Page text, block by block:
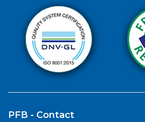
PFB - Contact